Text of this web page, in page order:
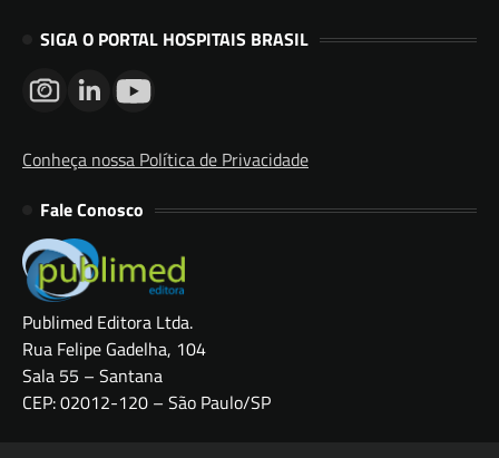
SIGA O PORTAL HOSPITAIS BRASIL
Conheça nossa Política de Privacidade
Fale Conosco
Publimed Editora Ltda.
Rua Felipe Gadelha, 104
Sala 55 – Santana
CEP: 02012-120 – São Paulo/SP